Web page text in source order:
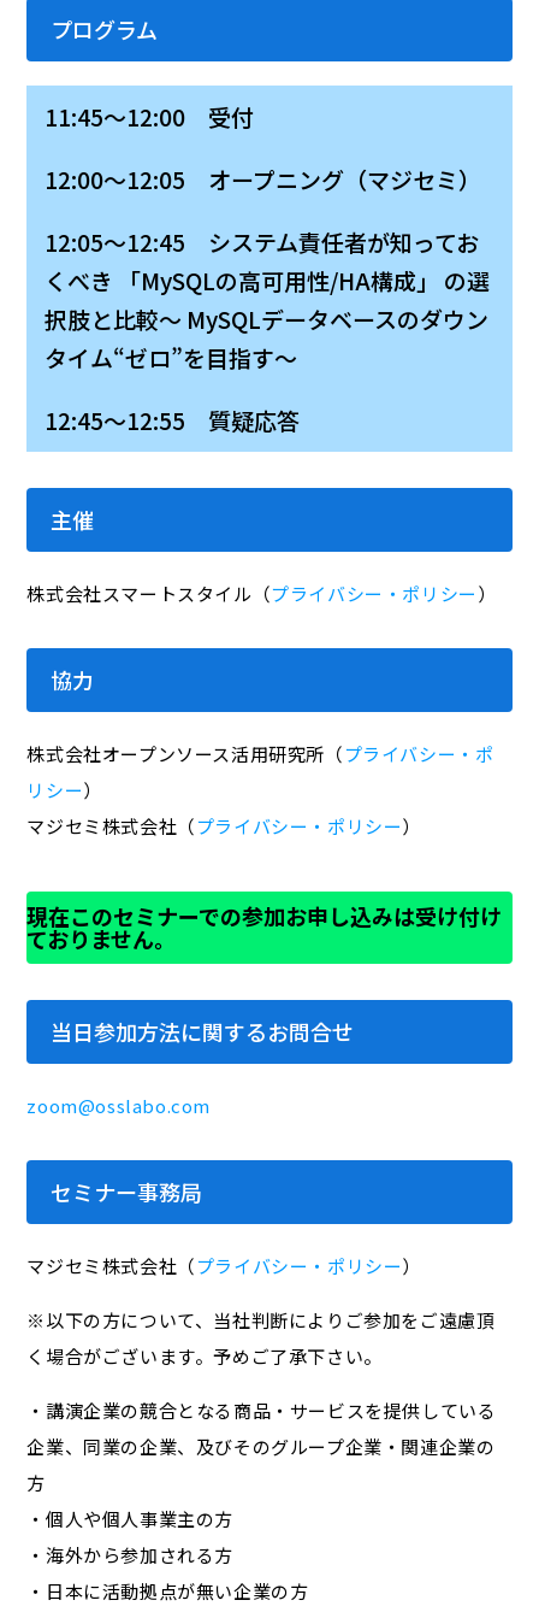
プログラム
11:45～12:00 受付
12:00～12:05 オープニング（マジセミ）
12:05～12:45 システム責任者が知ってお
くべき 「MySQLの高可用性/HA構成」 の選
択肢と比較〜 MySQLデータベースのダウン
タイム“ゼロ”を目指す〜
12:45～12:55 質疑応答
主催
株式会社スマートスタイル（プライバシー・ポリシー）
協力
株式会社オープンソース活用研究所（プライバシー・ポ
リシー）
マジセミ株式会社（プライバシー・ポリシー）
現在このセミナーでの参加お申し込みは受け付け
ておりません。
当日参加方法に関するお問合せ
zoom@osslabo.com
セミナー事務局
マジセミ株式会社（プライバシー・ポリシー）
※以下の方について、当社判断によりご参加をご遠慮頂
く場合がございます。予めご了承下さい。
・講演企業の競合となる商品・サービスを提供している
企業、同業の企業、及びそのグループ企業・関連企業の
方
・個人や個人事業主の方
・海外から参加される方
・日本に活動拠点が無い企業の方